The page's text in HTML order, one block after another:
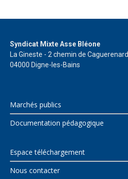
Syndicat Mixte Asse Bléone
La Gineste - 2 chemin de Caguerenard
04000 Digne-les-Bains
Marchés publics
Documentation pédagogique
Espace téléchargement
Nous contacter